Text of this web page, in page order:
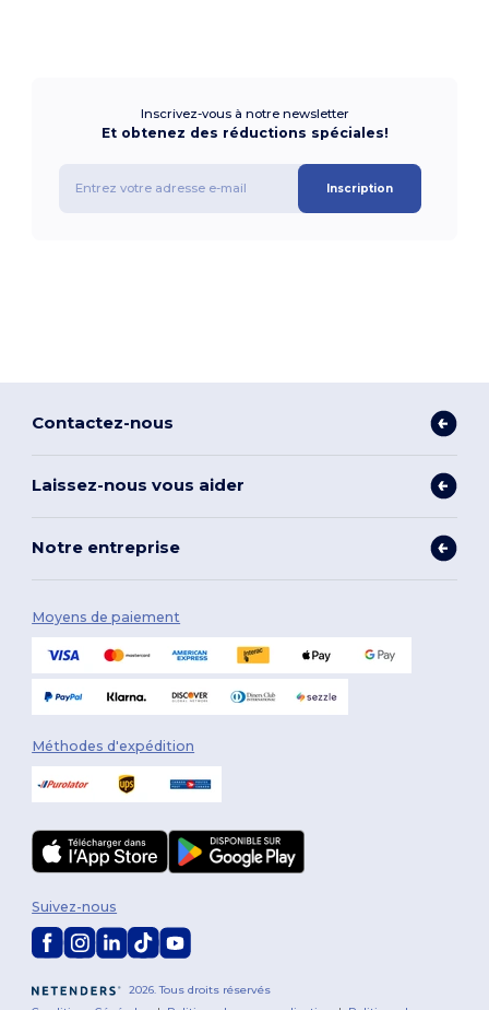
Inscrivez-vous à notre newsletter
Et obtenez des réductions spéciales!
Inscription
Contactez-nous
Laissez-nous vous aider
Notre entreprise
Moyens de paiement
Méthodes d'expédition
2026. Tous droits réservés
Suivez-nous